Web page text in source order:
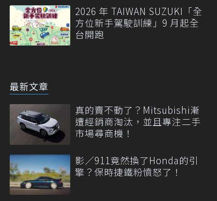
2026 年 TAIWAN SUZUKI「全
方位新手駕駛訓練」9 月起全
台開跑
最新文章
真的賣不動了？Mitsubishi漸
遭經銷商淘汰，並且專注二手
市場尋商機！
影／911竟然換了Honda的引
擎？保時捷鐵粉憤怒了！